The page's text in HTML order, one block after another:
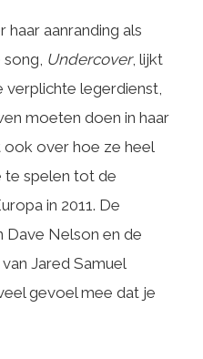
aanranding als
Undercover, lijkt
verplichte legerdienst,
moeten doen in haar
over hoe ze heel
te spelen tot de
in 2011. De
Dave Nelson en de
Jared Samuel
gevoel mee dat je